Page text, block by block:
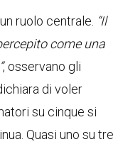
ruolo centrale. “Il
come una
, osservano gli
di voler
su cinque si
Quasi uno su tre